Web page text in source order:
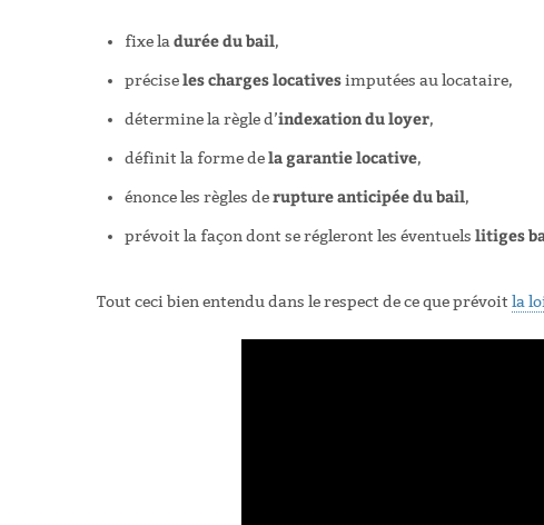
fixe ladurée du bail,
préciseles charges locativesimputées au locataire,
détermine la règle d’indexation du loyer,
définit la forme dela garantie locative,
énonce les règles derupture anticipée du bail,
prévoit la façon dont se régleront les éventuels litiges
Tout ceci bien entendu dans le respect de ce que prévoit la